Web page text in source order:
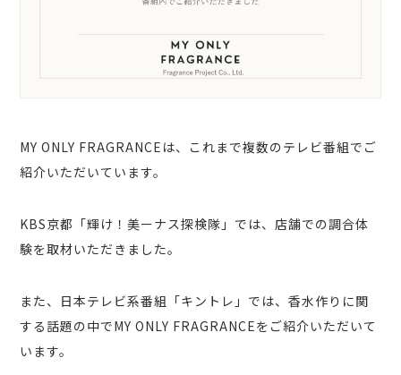
MY ONLY FRAGRANCEは、これまで複数のテレビ番組でご
紹介いただいています。
KBS京都「輝け！美ーナス探検隊」では、店舗での調合体
験を取材いただきました。
また、日本テレビ系番組「キントレ」では、香水作りに関
する話題の中でMY ONLY FRAGRANCEをご紹介いただいて
います。